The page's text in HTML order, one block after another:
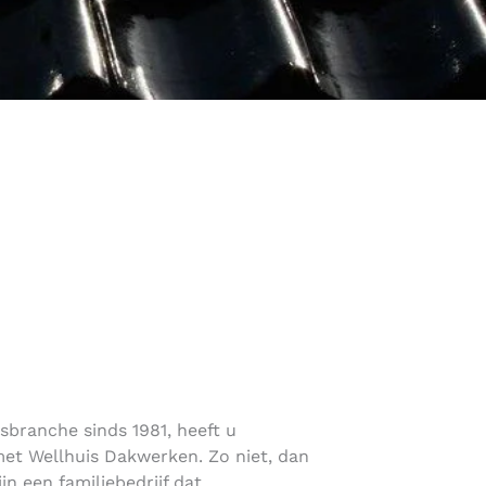
sinds 1981, heeft u
Wellhuis Dakwerken. Zo niet, dan